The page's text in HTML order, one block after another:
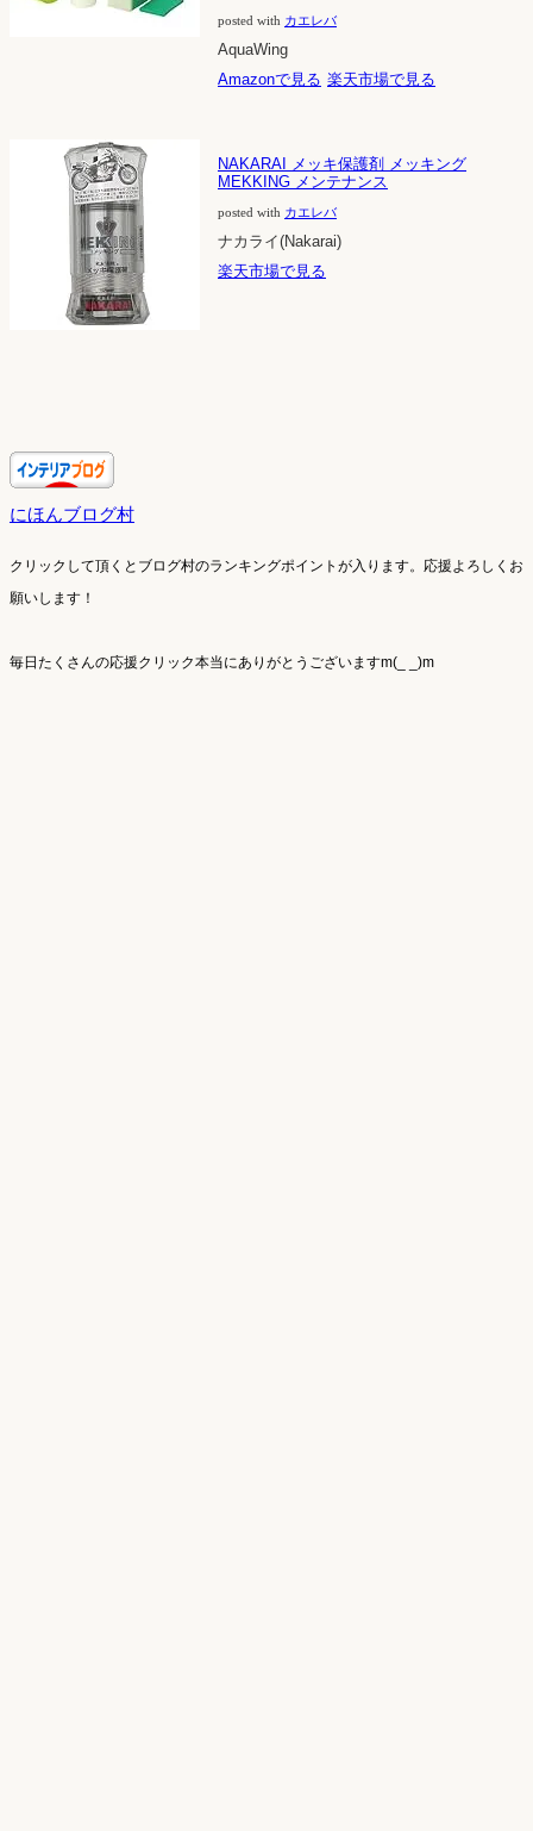
posted with カエレバ
AquaWing
Amazonで見る 楽天市場で見る
NAKARAI メッキ保護剤 メッキング
MEKKING メンテナンス
posted with カエレバ
ナカライ(Nakarai)
楽天市場で見る
にほんブログ村
クリックして頂くとブログ村のランキングポイントが入ります。 応援よろしくお
願いします！
毎日たくさんの応援クリック本当にありがとうございますm(_ _)m